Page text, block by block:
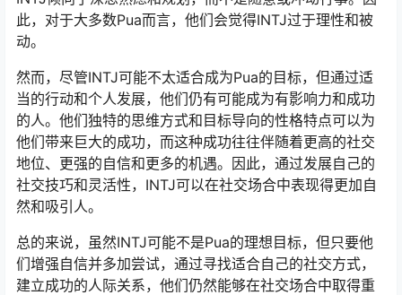
此，对于大多数Pua而言，他们会觉得INTJ过于理性和被
动。
然而，尽管INTJ可能不太适合成为Pua的目标，但通过适
当的行动和个人发展，他们仍有可能成为有影响力和成功
的人。他们独特的思维方式和目标导向的性格特点可以为
他们带来巨大的成功，而这种成功往往伴随着更高的社交
地位、更强的自信和更多的机遇。因此，通过发展自己的
社交技巧和灵活性，INTJ可以在社交场合中表现得更加自
然和吸引人。
总的来说，虽然INTJ可能不是Pua的理想目标，但只要他
们增强自信并多加尝试，通过寻找适合自己的社交方式，
建立成功的人际关系，他们仍然能够在社交场合中取得重